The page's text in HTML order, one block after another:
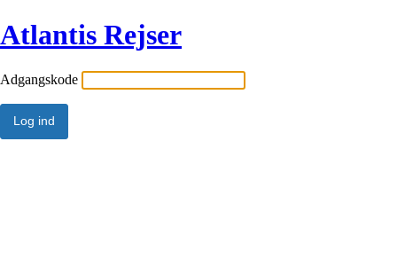
Atlantis Rejser
Adgangskode